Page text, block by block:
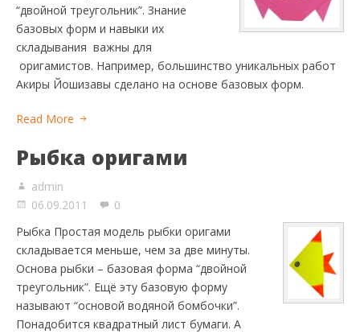
“двойной треугольник”. Знание
базовых форм и навыки их
складывания важны для
оригамистов. Например, большинство уникальных работ
Акиры Йошизавы сделано на основе базовых форм.
Read More
Рыбка оригами
admin
06.09.2011
0
Рыбка Простая модель рыбки оригами
складывается меньше, чем за две минуты.
Основа рыбки – базовая форма “двойной
треугольник”. Ещё эту базовую форму
называют “основой водяной бомбочки”.
Понадобится квадратный лист бумаги. А